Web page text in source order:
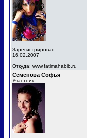
Зарегистрирован:
16.02.2007
Откуда: www.fatimahabib.ru
Семенова Софья
Участник